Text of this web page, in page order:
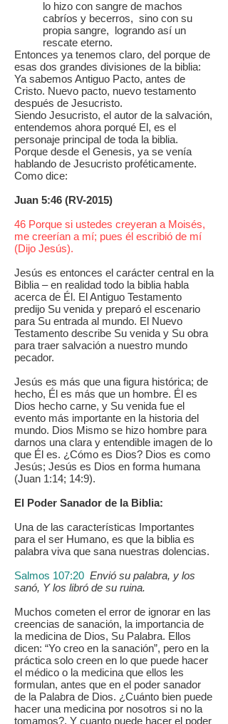
lo hizo con sangre de machos
cabríos y becerros, sino con su
propia sangre, logrando así un
rescate eterno.
Entonces ya tenemos claro, del porque de
esas dos grandes divisiones de la biblia:
Ya sabemos Antiguo Pacto, antes de
Cristo. Nuevo pacto, nuevo testamento
después de Jesucristo.
Siendo Jesucristo, el autor de la salvación,
entendemos ahora porqué El, es el
personaje principal de toda la biblia.
Porque desde el Genesis, ya se venía
hablando de Jesucristo proféticamente.
Como dice:
Juan 5:46 (RV-2015)
46 Porque si ustedes creyeran a Moisés,
me creerían a mí; pues él escribió de mí
(Dijo Jesús).
Jesús es entonces el carácter central en la
Biblia – en realidad todo la biblia habla
acerca de Él. El Antiguo Testamento
predijo Su venida y preparó el escenario
para Su entrada al mundo. El Nuevo
Testamento describe Su venida y Su obra
para traer salvación a nuestro mundo
pecador.
Jesús es más que una figura histórica; de
hecho, Él es más que un hombre. Él es
Dios hecho carne, y Su venida fue el
evento más importante en la historia del
mundo. Dios Mismo se hizo hombre para
darnos una clara y entendible imagen de lo
que Él es. ¿Cómo es Dios? Dios es como
Jesús; Jesús es Dios en forma humana
(Juan 1:14; 14:9).
El Poder Sanador de la Biblia:
Una de las características Importantes
para el ser Humano, es que la biblia es
palabra viva que sana nuestras dolencias.
Salmos 107:20 Envió su palabra, y los
sanó, Y los libró de su ruina.
Muchos cometen el error de ignorar en las
creencias de sanación, la importancia de
la medicina de Dios, Su Palabra. Ellos
dicen: “Yo creo en la sanación”, pero en la
práctica solo creen en lo que puede hacer
el médico o la medicina que ellos les
formulan, antes que en el poder sanador
de la Palabra de Dios. ¿Cuánto bien puede
hacer una medicina por nosotros si no la
tomamos?. Y cuanto puede hacer el poder